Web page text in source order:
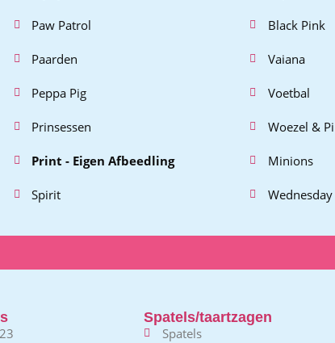
Paw Patrol
Paarden
Peppa Pig
Prinsessen
Print - Eigen Afbeedling
Spirit
Black Pink
Vaiana
Voetbal
Woezel &
Minions
Wednesday
Spatels/taartzagen
Spatels